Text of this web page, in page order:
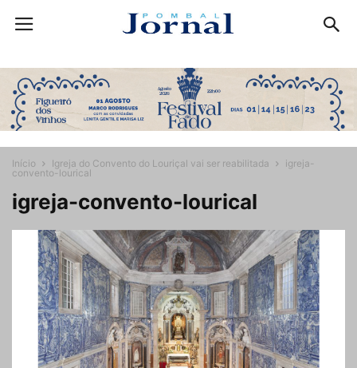
Início Igreja do Convento do Louriçal vai ser reabilitada
igreja-
convento-lourical
igreja-convento-lourical